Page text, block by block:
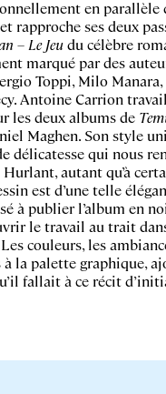
en parallèle
rapproche ses deux
– Le Jeudu célèbre
marqué par des
Toppi, Milo Manara,
Antoine Carrion
les deux albums de
Maghen. Son style
délicatesse qui nous
autant qu’à
est d’une telle
à publier l’album en
le travail au trait
couleurs, les
la palette graphique,
fallait à ce récit